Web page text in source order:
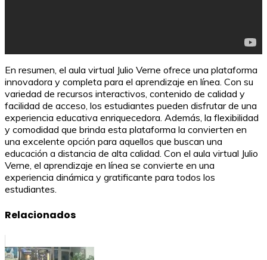
En resumen, el aula virtual Julio Verne ofrece una plataforma
innovadora y completa para el aprendizaje en línea. Con su
variedad de recursos interactivos, contenido de calidad y
facilidad de acceso, los estudiantes pueden disfrutar de una
experiencia educativa enriquecedora. Además, la flexibilidad
y comodidad que brinda esta plataforma la convierten en
una excelente opción para aquellos que buscan una
educación a distancia de alta calidad. Con el aula virtual Julio
Verne, el aprendizaje en línea se convierte en una
experiencia dinámica y gratificante para todos los
estudiantes.
Relacionados